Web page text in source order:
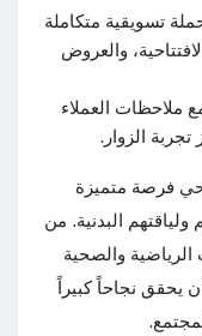
تسويقية متكاملة
والعروض
ملاحظات العملاء
الزوار.
فرصة متميزة
البدنية. من
والصحية
يحقق نجاحاً كبيراً